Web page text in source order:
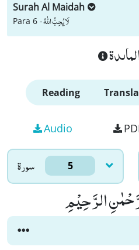
Surah Al Maidah
Para 6 -لَا یُحِبُّ اللّٰهُ
Reading
Audio
سورۃ 5
الرَّحِیْمِ